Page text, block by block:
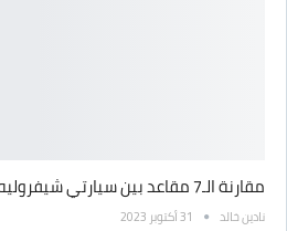
مقارنة الـ7 مقاعد بين سيارتي شيفروليه كابتيفا وشيري تيجو 8
نادين خالد 31 أكتوبر 2023